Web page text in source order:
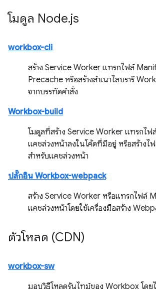
โมดูล Node.js
workbox-cli
สร้าง Service Worker แทรกไฟล์
Precache หรือสร้างสำเนาไลบรารี
จากบรรทัดคำสั่ง
Workbox-build
โมดูลที่สร้าง Service Worker แทรกไ
แคชล่วงหน้าลงในโค้ดที่มีอยู่ หรือสร้างไ
สำหรับแคชล่วงหน้า
ปลั๊กอิน Workbox-webpack
สร้าง Service Worker หรือแทรกไฟล์
แคชล่วงหน้าโดยใช้เครื่องมือสร้าง
ตัวโหลด (CDN)
workbox-sw
มอบวิธีโหลดรันไทม์ของ Workbox โดย